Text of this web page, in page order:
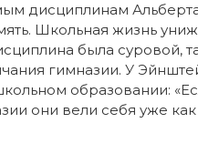
дисциплинам
Школьная жизнь
была суровой,
гимназии. У
образовании:
они вели себя уже как